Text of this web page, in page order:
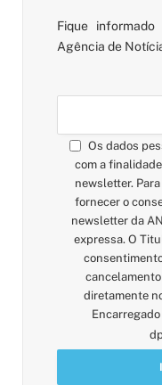
Fique
Agência de
Os dados
com a
newsletter.
fornecer o
newsletter da
expressa. O
diretamente